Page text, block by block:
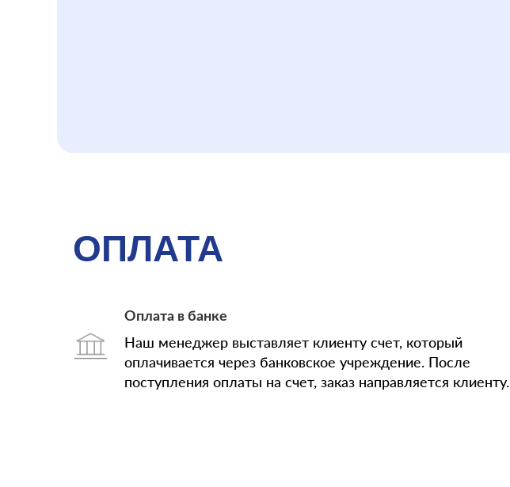
ОПЛАТА
Оплата в банке
Наш менеджер выставляет клиенту счет, который
оплачивается через банковское учреждение. После
поступления оплаты на счет, заказ направляется клиенту.